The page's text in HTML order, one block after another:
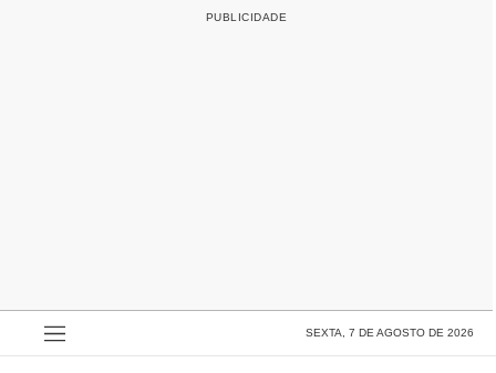
SEXTA, 7 DE AGOSTO DE 2026